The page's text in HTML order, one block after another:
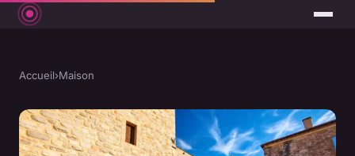
Accueil›Maison